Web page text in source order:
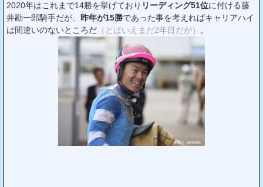
2020年はこれまで14勝を挙げており リーディング51位に付ける藤
井勘一郎騎手だが、 昨年が15勝であった事を考えればキャリアハイ
は間違いのないところだ （とはいえまだ2年目だが） 。